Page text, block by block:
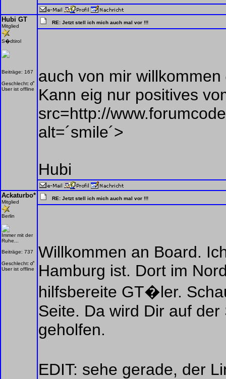
Hubi GT
Mitglied
S�dtirol
Beiträge: 167
Geschlecht:
User ist offline
RE: Jetzt stell ich mich auch mal vor !!!
auch von mir willkommen
Kann eig nur positives
src=http://
alt=´smile´>
Hubi
Ackaturbo*
Mitglied
Berlin
Immer mit der
Ruhe...
Beiträge: 737
Geschlecht:
User ist offline
RE: Jetzt stell ich mich auch mal vor !!!
Willkommen an Board.
Hamburg ist. Dort im
hilfsbereite GT�ler.
Seite. Da wird Dir auf
geholfen.
EDIT: sehe gerade, der